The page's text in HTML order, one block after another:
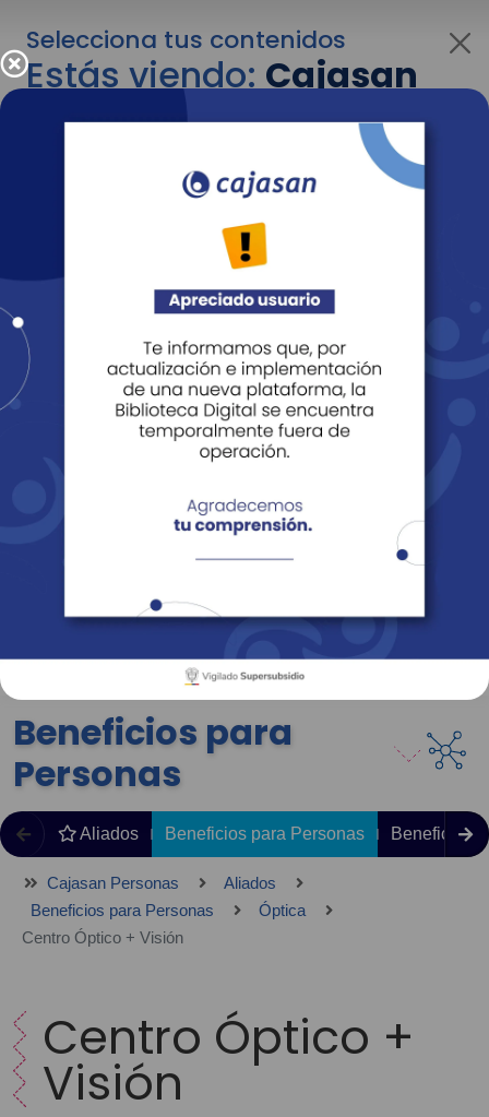
Selecciona tus contenidos
Estás viendo:Cajasan
para personas
Para cambiar al contenido de tu interés más
adelante recuerda utilizar el menú
Entendido
Revista Fácil Vivir
Sedes Directorio Servicios En Línea
Beneficios para
Personas
Aliados Beneficios para Personas Beneficios
Cajasan Personas
Aliados
Beneficios para Personas
Óptica
Centro Óptico + Visión
Centro Óptico +
Visión